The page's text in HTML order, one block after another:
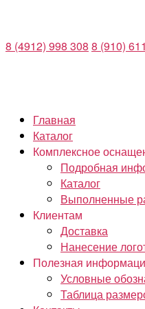
содержимому
8 (4912) 998 308 8 (910)
Главная
Каталог
Комплексное
Подробная
Каталог
Выполненные
Клиентам
Доставка
Нанесение
Полезная
Условные
Таблица